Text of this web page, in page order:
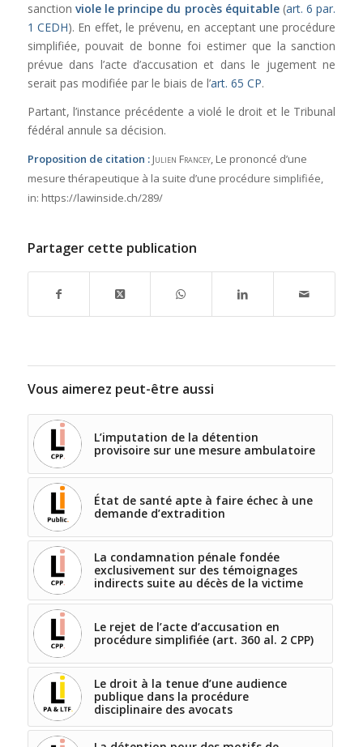
sanction viole le principe du procès équitable(art. 6 par.
1 CEDH). En effet, le prévenu, en acceptant une procédure
simplifiée, pouvait de bonne foi estimer que la sanction
prévue dans l’acte d’accusation et dans le jugement ne
serait pas modifiée par le biais de l’art. 65 CP.
Partant, l’instance précédente a violé le droit et le Tribunal
fédéral annule sa décision.
Proposition de citation : Julien Francey, Le prononcé d’une
mesure thérapeutique à la suite d’une procédure simplifiée,
in: https://lawinside.ch/289/
Partager cette publication
Vous aimerez peut-être aussi
L’imputation de la détention
provisoire sur une mesure ambulatoire
État de santé apte à faire échec à une
demande d’extradition
La condamnation pénale fondée
exclusivement sur des témoignages
indirects suite au décès de la victime
Le rejet de l’acte d’accusation en
procédure simplifiée (art. 360 al. 2 CPP)
Le droit à la tenue d’une audience
publique dans la procédure
disciplinaire des avocats